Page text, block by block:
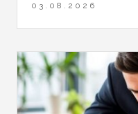
03.08.2026